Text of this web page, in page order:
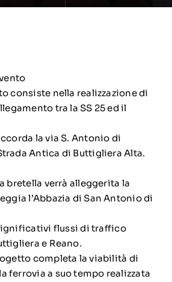
consiste nella realizzazione di
tra la SS 25 ed il
la via S. Antonio di
Antica di Buttigliera Alta.
bretella verrà alleggerita la
l’Abbazia di San Antonio di
flussi di traffico
e Reano.
completa la viabilità di
ferrovia a suo tempo realizzata